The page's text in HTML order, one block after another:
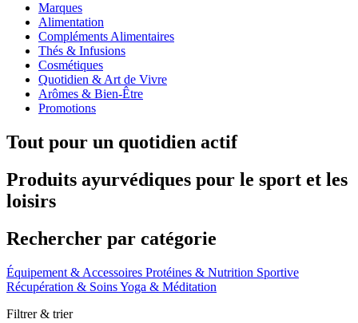
Marques
Alimentation
Compléments Alimentaires
Thés & Infusions
Cosmétiques
Quotidien & Art de Vivre
Arômes & Bien-Être
Promotions
Tout pour un quotidien actif
Produits ayurvédiques pour le sport et les
loisirs
Rechercher par catégorie
Équipement & Accessoires Protéines & Nutrition Sportive
Récupération & SoinsYoga & Méditation
Filtrer & trier